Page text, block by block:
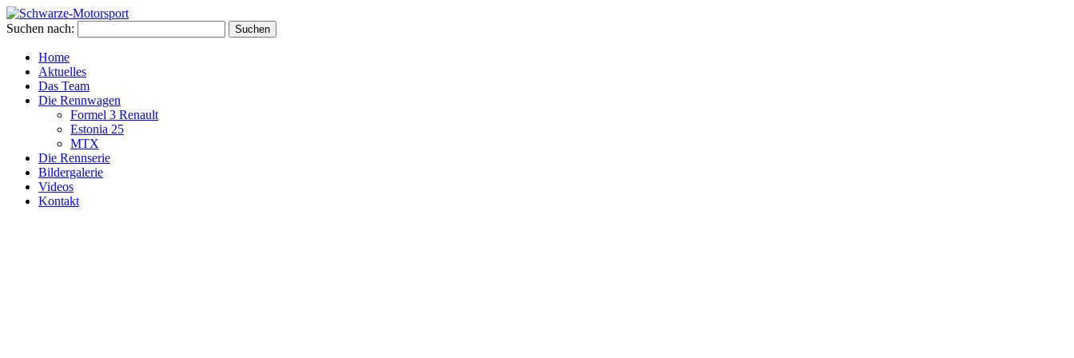
Suchen nach:
Home
Aktuelles
Das Team
Die Rennwagen
Formel 3 Renault
Estonia 25
MTX
Die Rennserie
Bildergalerie
Videos
Kontakt